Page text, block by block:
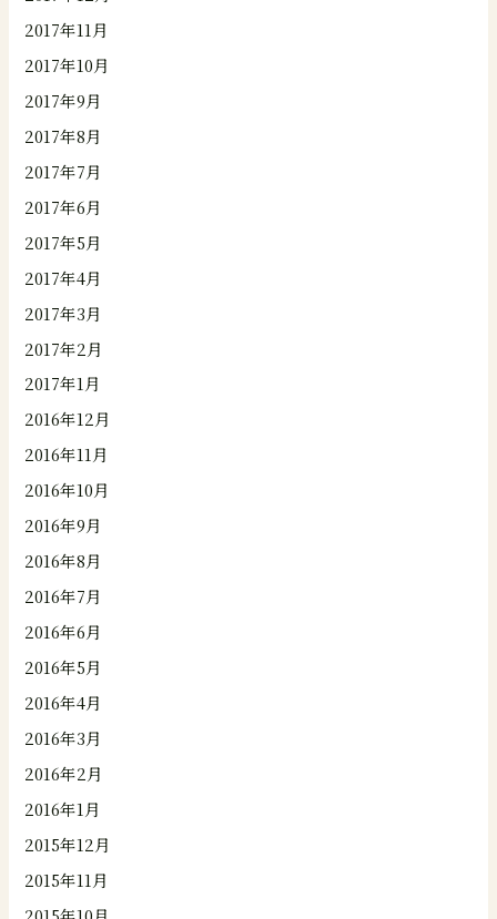
2017年11月
2017年10月
2017年9月
2017年8月
2017年7月
2017年6月
2017年5月
2017年4月
2017年3月
2017年2月
2017年1月
2016年12月
2016年11月
2016年10月
2016年9月
2016年8月
2016年7月
2016年6月
2016年5月
2016年4月
2016年3月
2016年2月
2016年1月
2015年12月
2015年11月